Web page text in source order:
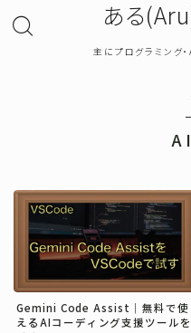
ある
主にプログラミング
お問い合わせ
確率・統計
Gemini Code Assist｜無料で使
えるAIコーディング支援ツールを